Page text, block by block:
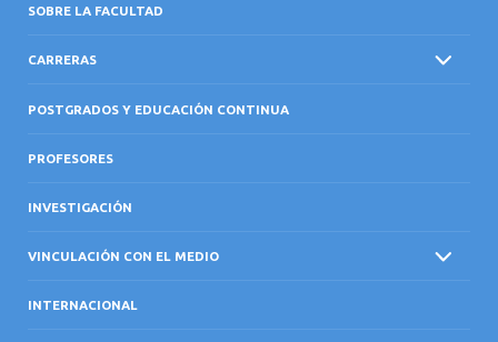
SOBRE LA FACULTAD
CARRERAS
POSTGRADOS Y EDUCACIÓN CONTINUA
PROFESORES
INVESTIGACIÓN
VINCULACIÓN CON EL MEDIO
INTERNACIONAL